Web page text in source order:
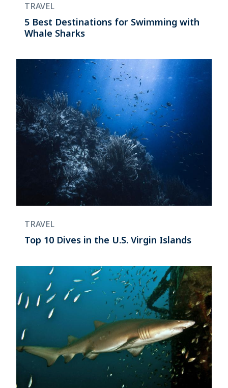
TRAVEL
5 Best Destinations for Swimming with
Whale Sharks
TRAVEL
Top 10 Dives in the U.S. Virgin Islands